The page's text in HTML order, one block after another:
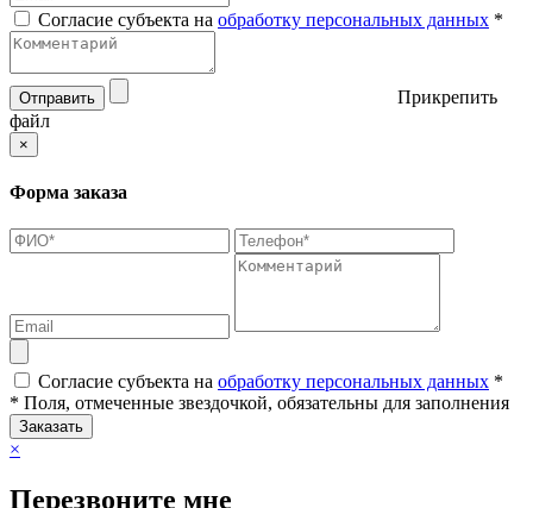
Согласие субъекта на обработку персональных данных *
Отправить
Прикрепить
файл
×
Форма заказа
Согласие субъекта на обработку персональных данных *
* Поля, отмеченные звездочкой, обязательны для заполнения
Заказать
×
Перезвоните мне